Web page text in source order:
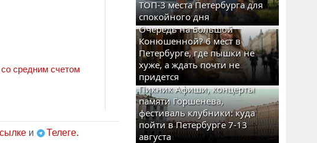
средним счетом
и Телеге.
ТОП-3 места Петербурга для
спокойного дня
Очередь на Большой
Конюшенной? 6 мест в
Петербурге, где пышки не
хуже, а ждать почти не
придется
Пикник Афиши, концерты
памяти Горшенева,
фестиваль клубники: куда
пойти в Петербурге 7-13
августа